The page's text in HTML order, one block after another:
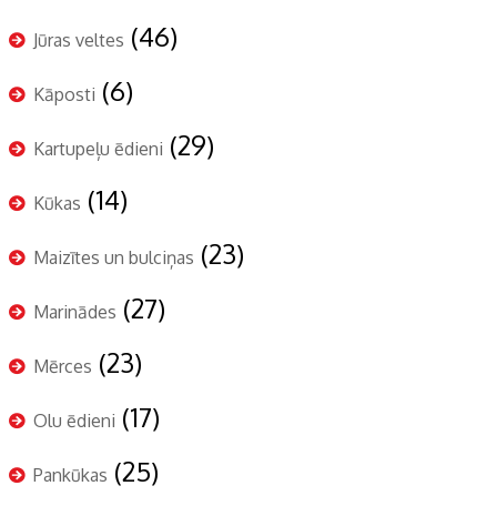
Jūras veltes (46)
Kāposti (6)
Kartupeļu ēdieni (29)
Kūkas (14)
Maizītes un bulciņas (23)
Marinādes (27)
Mērces (23)
Olu ēdieni (17)
Pankūkas (25)